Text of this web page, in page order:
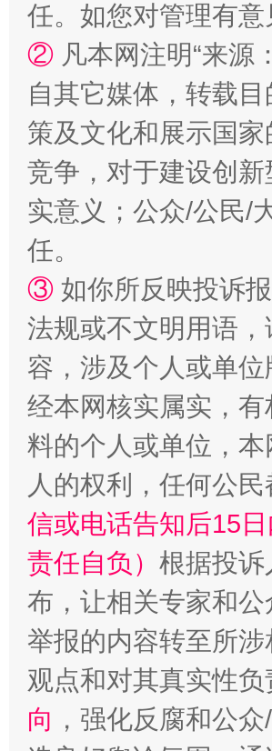
扯下公款旅游的“隐身衣”
“蜀中异人”王建安的艺术幻境
任。如您对管理有
② 凡本网注明“来源
自其它媒体，转载
策及文化和展示国
竞争，对于建设创
实意义；公众/公民/
任。
③ 如你所反映投诉
法规或不文明用语
容，涉及个人或单
经本网核实属实，
料的个人或单位，
人的权利，任何公
信或电话告知后15
责任自负） 根据投
布，让相关专家和
举报的内容转至所
观点和对其真实性负
向 ，强化反腐和公